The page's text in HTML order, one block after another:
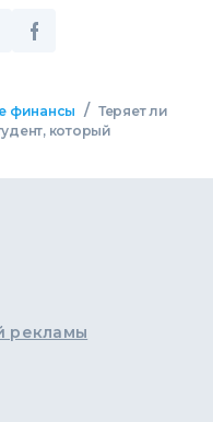
финансы / Теряет ли
который
рекламы